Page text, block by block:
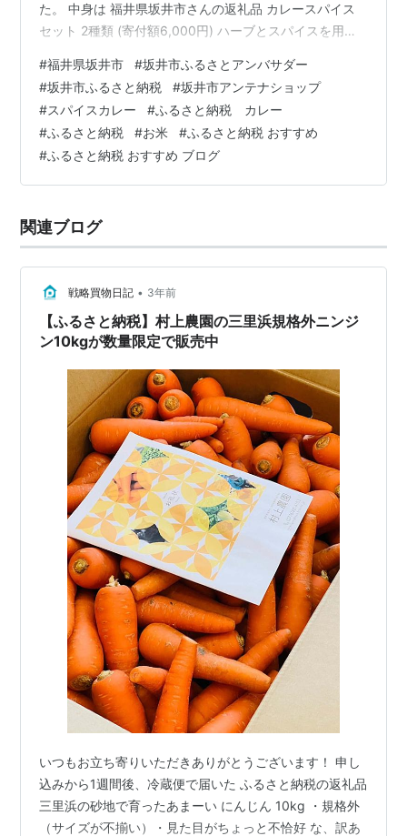
た。 中身は 福井県坂井市さんの返礼品 カレースパイス
セット 2種類 (寄付額6,000円) ハーブとスパイスを用い
っています オマケの香り袋も入っていました まずは、炊
き込みドライカレー2食分が作れるセットから こちらは
ハーブ&スパイスセットだけでなく、福井県産のお米付き
もちろん、レシピも付いていますが、 研いだお米・ハー
ブ&スパイス・具材(玉ねぎ・ベーコン・グリーンピース)
を加えて炊飯…
#福井県坂井市 #坂井市ふるさとアンバサダー
#坂井市ふるさと納税 #坂井市アンテナショップ
#スパイスカレー #ふるさと納税 カレー
#ふるさと納税 #お米 #ふるさと納税 おすすめ
#ふるさと納税 おすすめ ブログ
関連ブログ
戦略買物日記 • 3年前
【ふるさと納税】村上農園の三里浜規格外ニンジ
ン10kgが数量限定で販売中
いつもお立ち寄りいただきありがとうございます！ 申し
込みから1週間後、冷蔵便で届いた ふるさと納税の返礼品
三里浜の砂地で育ったあまーい にんじん 10kg ・規格外
（サイズが不揃い）・見た目がちょっと不恰好 な、訳あ